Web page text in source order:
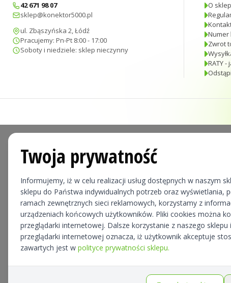
42 671 98 07
sklep@konektor5000.pl
ul. Zbąszyńska 2, Łódź
Pracujemy: Pn-Pt 8:00 - 17:00
Soboty i niedziele: sklep nieczynny
O
Numer
Zwrot
RATY
Twoja prywatność
Informujemy, iż w celu realizacji usług dostępnych w naszym
sklepu do Państwa indywidualnych potrzeb oraz wyświetlania,
ramach zewnętrznych sieci reklamowych, korzystamy z
urządzeniach końcowych użytkowników. Pliki cookies można
przeglądarki internetowej. Dalsze korzystanie z naszego
przeglądarki internetowej oznacza, iż użytkownik akceptuje
zawartych jest w polityce prywatności sklepu.